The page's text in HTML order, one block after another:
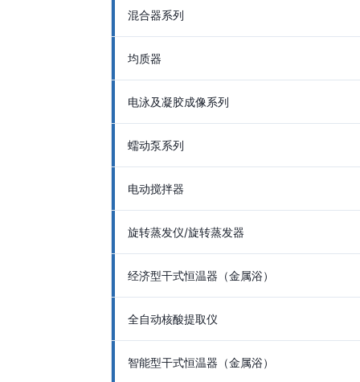
混合器系列
均质器
电泳及凝胶成像系列
蠕动泵系列
电动搅拌器
旋转蒸发仪/旋转蒸发器
经济型干式恒温器（金属浴）
全自动核酸提取仪
智能型干式恒温器（金属浴）